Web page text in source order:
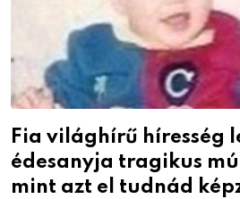
Fia világhírű híresség
édesanyja tragikus
mint azt el tudnád